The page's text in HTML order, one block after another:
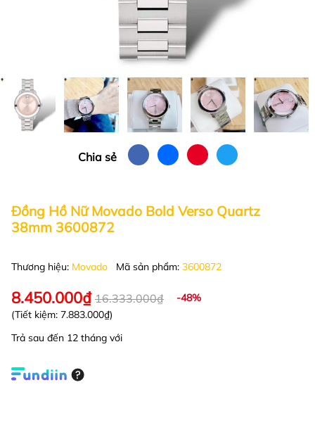
Chia sẻ
Đồng Hồ Nữ Movado Bold Verso Quartz
38mm 3600872
Thương hiệu: Movado Mã sản phẩm: 3600872
8.450.000₫ 16.333.000₫
-48%
(Tiết kiệm: 7.883.000₫)
Trả sau đến 12 tháng với